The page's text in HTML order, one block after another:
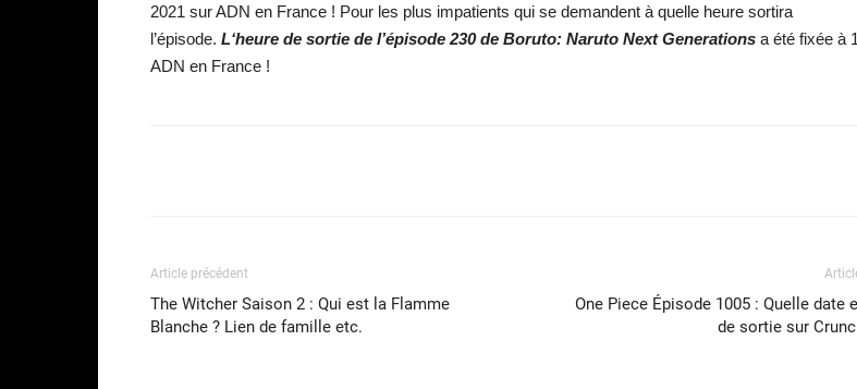
2021 sur ADN en France ! Pour les plus impatients qui se demandent à quelle heure sortira
l’épisode. L‘heure de sortie de l’épisode 230 de Boruto: Naruto Next Generations a été fixée à
ADN en France !
Article précédent
The Witcher Saison 2 : Qui est la Flamme
Blanche ? Lien de famille etc.
One Piece Épisode 1005 : Quelle date
de sortie sur